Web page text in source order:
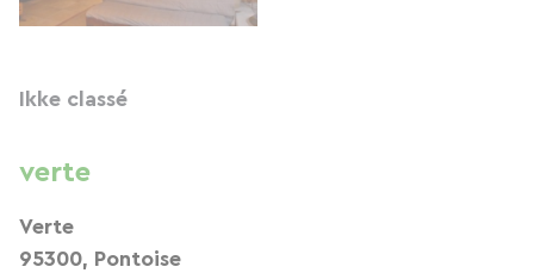
Ikke classé
verte
Verte
95300, Pontoise